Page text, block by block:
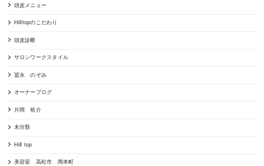
頭皮メニュー
Hilltopのこだわり
頭皮診断
サロンワークスタイル
冨永 のぞみ
オーナーブログ
片岡 裕介
未分類
Hill top
美容室 高松市 岡本町